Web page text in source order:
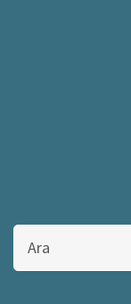
Bu
sitede
ara